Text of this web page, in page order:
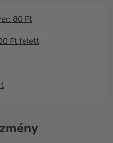
80 Ft
Ft felett